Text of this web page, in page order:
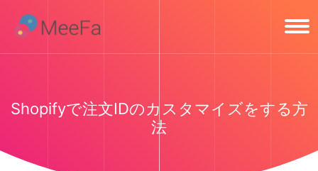
Shopifyで注文IDのカスタマイズをする方
法